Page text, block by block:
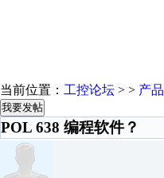
当前位置： 工控论坛 > > 产品
我要发帖
POL 638 编程软件？